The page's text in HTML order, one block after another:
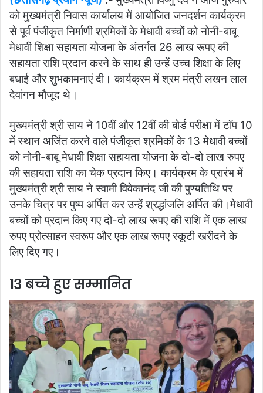
को मुख्यमंत्री निवास कार्यालय में आयोजित जनदर्शन कार्यक्रम
से पूर्व पंजीकृत निर्माणी श्रमिकों के मेधावी बच्चों को नोनी-बाबू
मेधावी शिक्षा सहायता योजना के अंतर्गत 26 लाख रूपए की
सहायता राशि प्रदान करने के साथ ही उन्हें उच्च शिक्षा के लिए
बधाई और शुभकामनाएं दी। कार्यक्रम में श्रम मंत्री लखन लाल
देवांगन मौजूद थे।
मुख्यमंत्री श्री साय ने 10वीं और 12वीं की बोर्ड परीक्षा में टॉप 10
में स्थान अर्जित करने वाले पंजीकृत श्रमिकों के 13 मेधावी बच्चों
को नोनी-बाबू मेधावी शिक्षा सहायता योजना के दो-दो लाख रुपए
की सहायता राशि का चेक प्रदान किए। कार्यक्रम के प्रारंभ में
मुख्यमंत्री श्री साय ने स्वामी विवेकानंद जी की पुण्यतिथि पर
उनके चित्र पर पुष्प अर्पित कर उन्हें श्रद्धांजलि अर्पित की।मेधावी
बच्चों को प्रदान किए गए दो-दो लाख रूपए की राशि में एक लाख
रुपए प्रोत्साहन स्वरूप और एक लाख रूपए स्कूटी खरीदने के
लिए दिए गए।
13 बच्चे हुए सम्मानित